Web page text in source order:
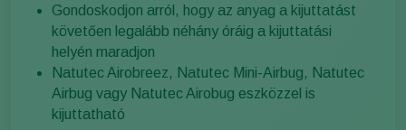
Gondoskodjon arról, hogy az anyag a kijuttatást
követően legalább néhány óráig a kijuttatási
helyén maradjon
Natutec Airobreez, Natutec Mini-Airbug, Natutec
Airbug vagy Natutec Airobug eszközzel is
kijuttatható